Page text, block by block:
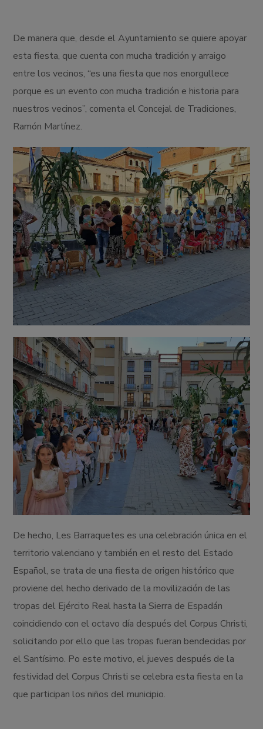
De manera que, desde el Ayuntamiento se quiere apoyar
esta fiesta, que cuenta con mucha tradición y arraigo
entre los vecinos, “es una fiesta que nos enorgullece
porque es un evento con mucha tradición e historia para
nuestros vecinos”, comenta el Concejal de Tradiciones,
Ramón Martínez.
De hecho, Les Barraquetes es una celebración única en el
territorio valenciano y también en el resto del Estado
Español, se trata de una fiesta de origen histórico que
proviene del hecho derivado de la movilización de las
tropas del Ejército Real hasta la Sierra de Espadán
coincidiendo con el octavo día después del Corpus Christi,
solicitando por ello que las tropas fueran bendecidas por
el Santísimo. Po este motivo, el jueves después de la
festividad del Corpus Christi se celebra esta fiesta en la
que participan los niños del municipio.